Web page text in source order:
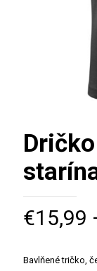
Dričko
€15,99
Bavlňené tričko,